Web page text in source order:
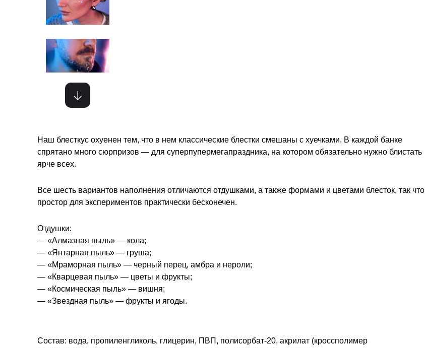
Наш блесткус охуенен тем, что в нем классические блестки смешаны с хуечками. В каждой банке
спрятано много сюрпризов — для суперпупермегапраздника, на котором обязательно нужно блистать
ярче всех.
Все шесть вариантов наполнения отличаются отдушками, а также формами и цветами блесток, так что
простор для экспериментов практически бесконечен.
Отдушки:
— «Алмазная пыль» — кола;
— «Янтарная пыль» — груша;
— «Мраморная пыль» — черный перец, амбра и нероли;
— «Кварцевая пыль» — цветы и фрукты;
— «Космическая пыль» — вишня;
— «Звездная пыль» — фрукты и ягоды.
Состав: вода, пропиленгликоль, глицерин, ПВП, полисорбат-20, акрилат (кроссполимер